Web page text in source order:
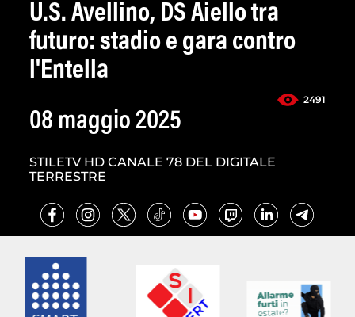
U.S. Avellino, DS Aiello tra
futuro: stadio e gara contro
l'Entella
2491
08 maggio 2025
STILETV HD CANALE 78 DEL DIGITALE
TERRESTRE